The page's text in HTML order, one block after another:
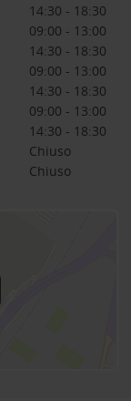
14:30 - 18:30
09:00 - 13:00
14:30 - 18:30
09:00 - 13:00
14:30 - 18:30
09:00 - 13:00
14:30 - 18:30
Chiuso
Chiuso